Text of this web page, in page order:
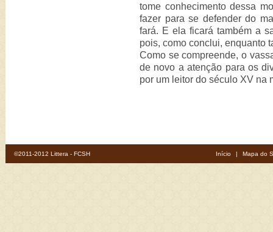
tome conhecimento dessa
fazer para se defender do
fará. E ela ficará também a
pois, como conclui, enquanto
Como se compreende, o
de novo a atenção para os
por um leitor do século XV na
©2011-2012 Littera - FCSH Início | Mapa do